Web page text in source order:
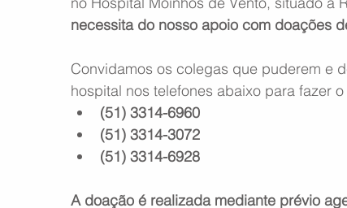
Memória Aeronáutica
necessita do nosso apoio com doações
Convidamos os colegas que puderem e
hospital nos telefones abaixo para fazer
(51) 3314-6960
(51) 3314-3072
(51) 3314-6928
A doação é realizada mediante prévio